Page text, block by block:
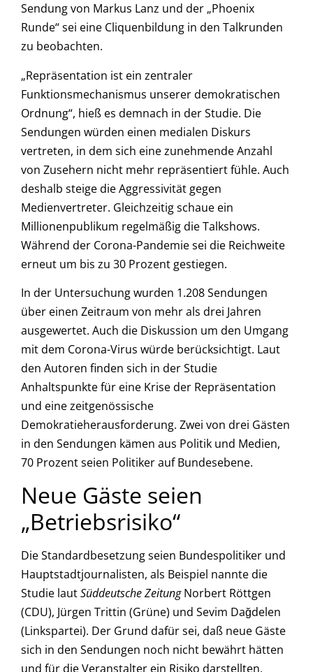
Sendung von Markus Lanz und der „Phoenix
Runde“ sei eine Cliquenbildung in den Talkrunden
zu beobachten.
„Repräsentation ist ein zentraler
Funktionsmechanismus unserer demokratischen
Ordnung“, hieß es demnach in der Studie. Die
Sendungen würden einen medialen Diskurs
vertreten, in dem sich eine zunehmende Anzahl
von Zusehern nicht mehr repräsentiert fühle. Auch
deshalb steige die Aggressivität gegen
Medienvertreter. Gleichzeitig schaue ein
Millionenpublikum regelmäßig die Talkshows.
Während der Corona-Pandemie sei die Reichweite
erneut um bis zu 30 Prozent gestiegen.
In der Untersuchung wurden 1.208 Sendungen
über einen Zeitraum von mehr als drei Jahren
ausgewertet. Auch die Diskussion um den Umgang
mit dem Corona-Virus würde berücksichtigt. Laut
den Autoren finden sich in der Studie
Anhaltspunkte für eine Krise der Repräsentation
und eine zeitgenössische
Demokratieherausforderung. Zwei von drei Gästen
in den Sendungen kämen aus Politik und Medien,
70 Prozent seien Politiker auf Bundesebene.
Neue Gäste seien
„Betriebsrisiko“
Die Standardbesetzung seien Bundespolitiker und
Hauptstadtjournalisten, als Beispiel nannte die
Studie lautSüddeutsche ZeitungNorbert Röttgen
(CDU), Jürgen Trittin (Grüne) und Sevim Dağdelen
(Linkspartei). Der Grund dafür sei, daß neue Gäste
sich in den Sendungen noch nicht bewährt hätten
und für die Veranstalter ein Risiko darstellten.